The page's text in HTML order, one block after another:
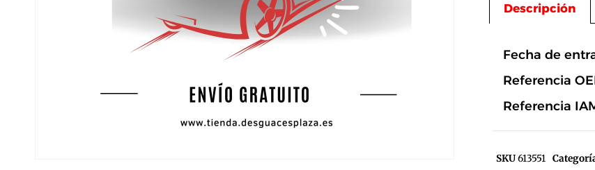
Descripción
Fecha de
Referencia
Referencia
SKU613551